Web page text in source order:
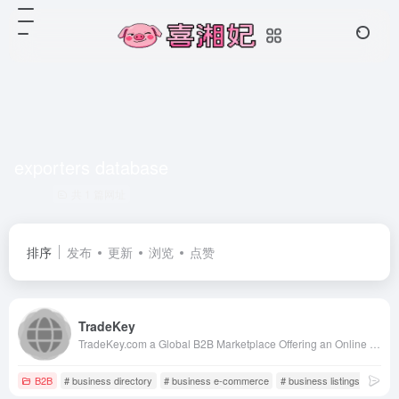
排序 发布 更新 浏览 点赞
TradeKey
B2B # business directory # business e-commerce # business listings